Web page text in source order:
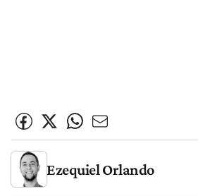
Ezequiel Orlando